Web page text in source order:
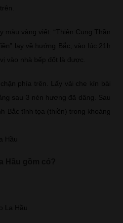
màu vàng viết: “Thiên Cung Thần
lạy về hướng Bắc, vào lúc 21h
vào nhà bếp đốt là được.
phía trên. Lấy vải che kín bài
sau 3 nén hương đã dâng. Sau
Bắc tĩnh tọa (thiền) trong khoảng
Hầu
La Hầu